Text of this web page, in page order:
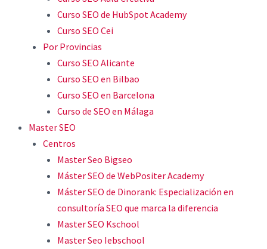
Curso SEO de HubSpot Academy
Curso SEO Cei
Por Provincias
Curso SEO Alicante
Curso SEO en Bilbao
Curso SEO en Barcelona
Curso de SEO en Málaga
Master SEO
Centros
Master Seo Bigseo
Máster SEO de WebPositer Academy
Máster SEO de Dinorank: Especialización en
consultoría SEO que marca la diferencia
Master SEO Kschool
Master Seo Iebschool